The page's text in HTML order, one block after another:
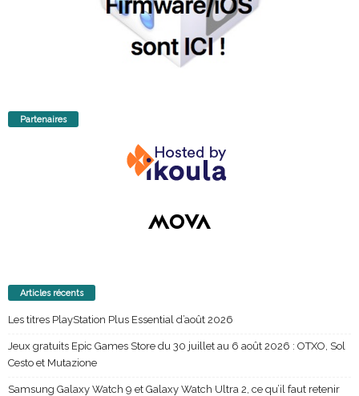
Partenaires
Articles récents
Les titres PlayStation Plus Essential d’août 2026
Jeux gratuits Epic Games Store du 30 juillet au 6 août 2026 : OTXO, Sol
Cesto et Mutazione
Samsung Galaxy Watch 9 et Galaxy Watch Ultra 2, ce qu’il faut retenir